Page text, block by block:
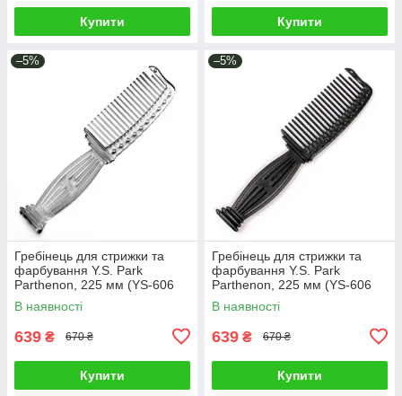
Купити Купити
–5%
Гребінець для стрижки та
фарбування Y.S. Park
Parthenon, 225 мм (YS-606
Clear)
В наявності
639 ₴ 670 ₴
Купити
–5%
Гребінець для стрижки та
фарбування Y.S. Park
Parthenon, 225 мм (YS-606
Carbon Black)
В наявності
639 ₴ 670 ₴
Купити